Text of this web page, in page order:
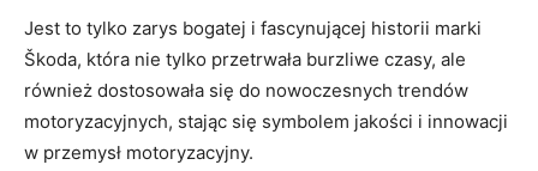
Jest to tylko zarys bogatej i fascynującej historii marki
Škoda, która nie tylko przetrwała​ burzliwe czasy, ale
również dostosowała się do nowoczesnych trendów
motoryzacyjnych, stając się symbolem jakości i innowacji ​
w przemysł motoryzacyjny.